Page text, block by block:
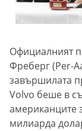
Официалният
Фреберг (Per-
завършилата
Volvo беше в
американците
милиарда